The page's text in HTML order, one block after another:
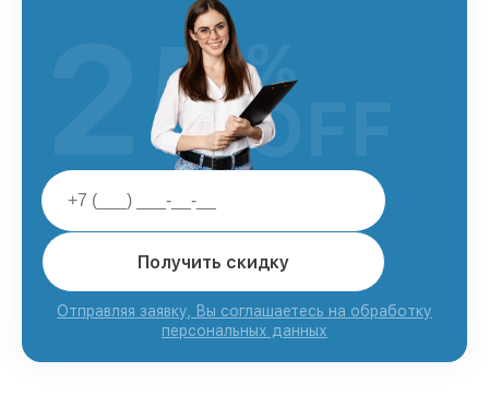
Получить скидку
Отправляя заявку, Вы соглашаетесь на обработку
персональных данных
25%
OFF